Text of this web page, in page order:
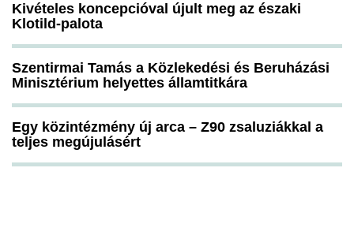
Kivételes koncepcióval újult meg az északi
Klotild-palota
Szentirmai Tamás a Közlekedési és Beruházási
Minisztérium helyettes államtitkára
Egy közintézmény új arca – Z90 zsaluziákkal a
teljes megújulásért